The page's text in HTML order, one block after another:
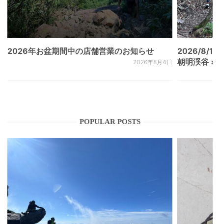
2026年お盆期間中の店舗営業のお知らせ
2026年8月4日
2026/8/
朝明渓谷 ×
POPULAR POSTS